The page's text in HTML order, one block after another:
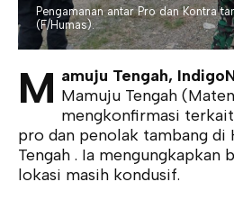
Pengamanan antar Pro dan Kontra
(F/Humas).
M amuju Tengah,
Mamuju Tengah
mengkonfirmasi
pro dan penolak tambang di
Tengah . Ia mengungkapkan
lokasi masih kondusif.